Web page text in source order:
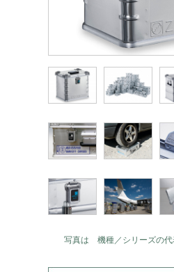
写真は 機種／シリーズの代